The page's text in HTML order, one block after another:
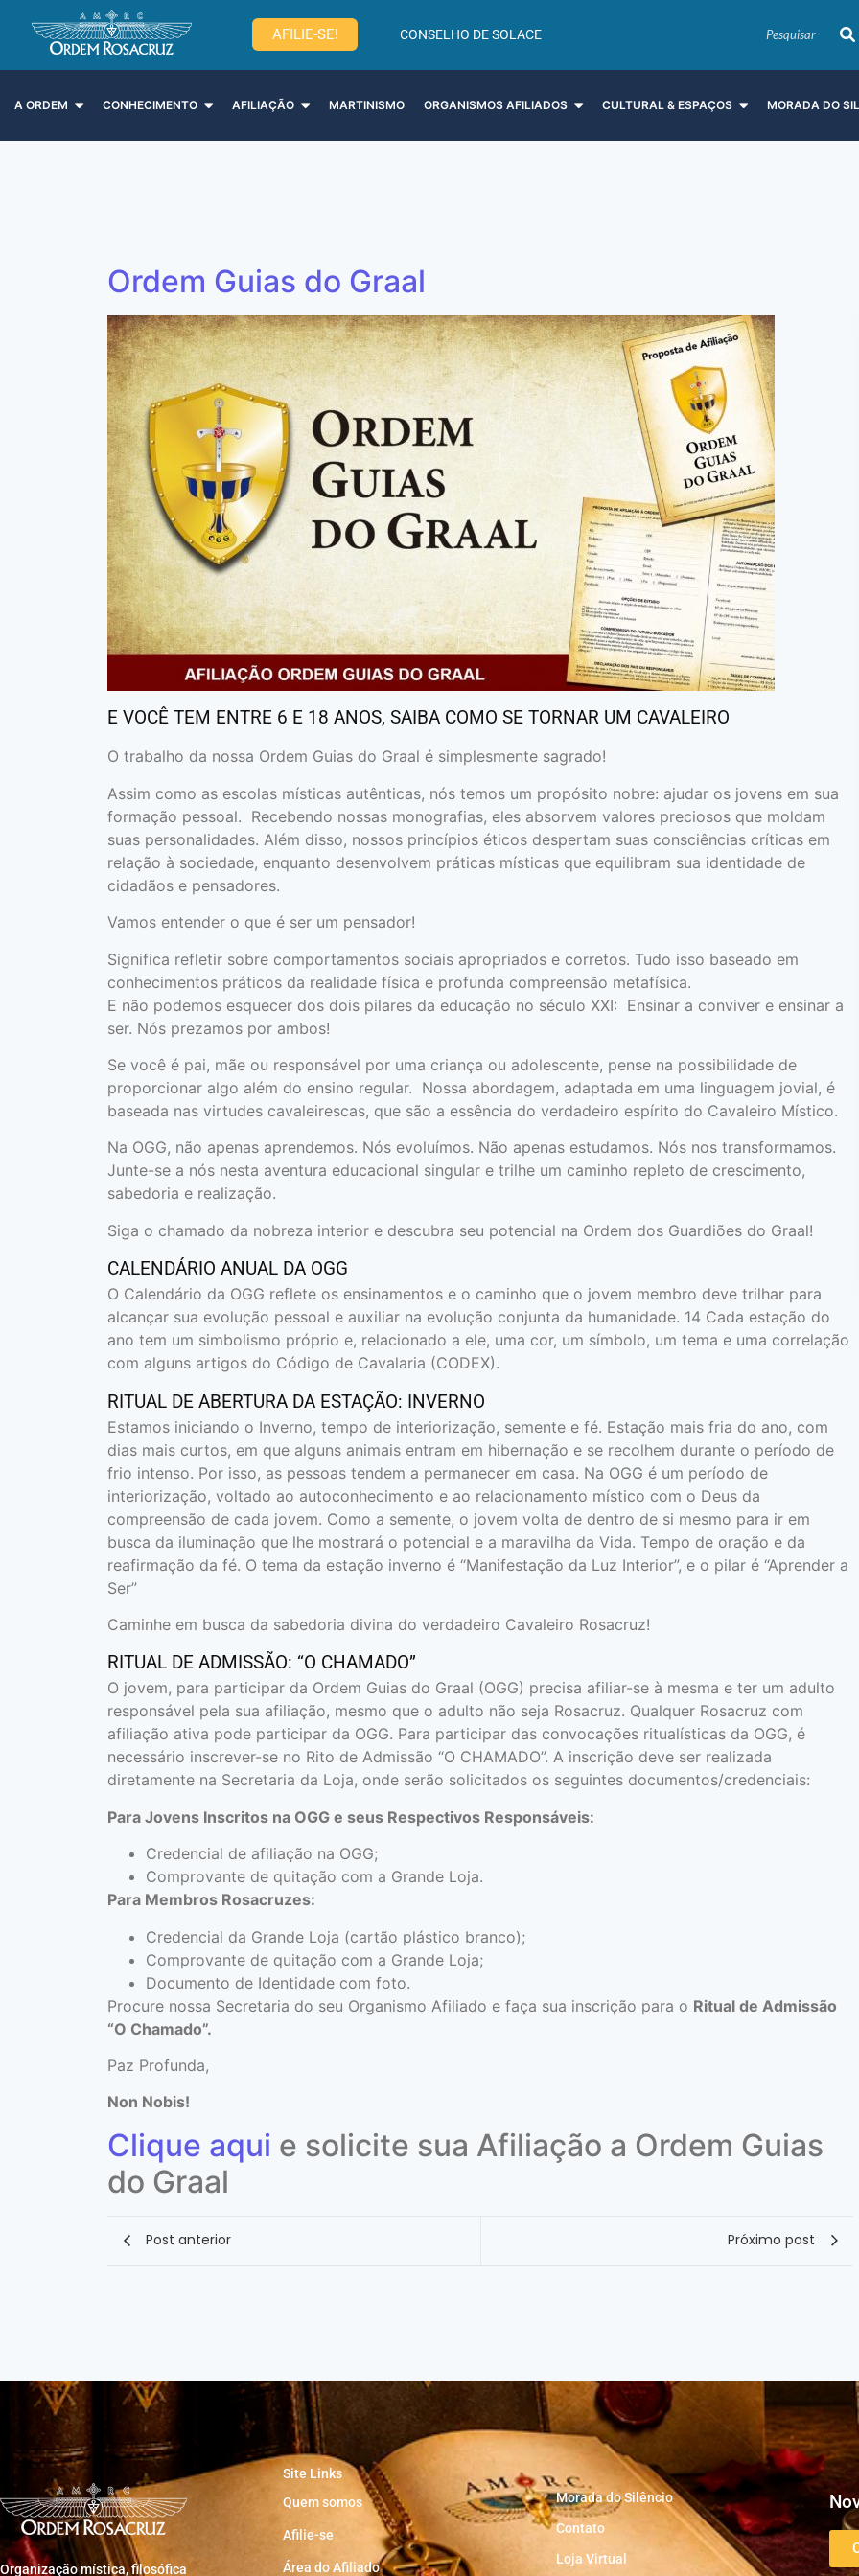
AFILIE-SE! CONSELHO DE SOLACE
A ORDEM CONHECIMENTO AFILIAÇÃO MARTINISMO ORGANISMOS AFILIADOS CULTURAL & ESPAÇOS MORADA DO
Ordem Guias do Graal
E VOCÊ TEM ENTRE 6 E 18 ANOS, SAIBA COMO SE TORNAR UM CAVALEIRO
O trabalho da nossa Ordem Guias do Graal é simplesmente sagrado!
Assim como as escolas místicas autênticas, nós temos um propósito nobre: ajudar os jovens em sua
formação pessoal. Recebendo nossas monografias, eles absorvem valores preciosos que moldam
suas personalidades. Além disso, nossos princípios éticos despertam suas consciências críticas em
relação à sociedade, enquanto desenvolvem práticas místicas que equilibram sua identidade de
cidadãos e pensadores.
Vamos entender o que é ser um pensador!
Significa refletir sobre comportamentos sociais apropriados e corretos. Tudo isso baseado em
conhecimentos práticos da realidade física e profunda compreensão metafísica.
E não podemos esquecer dos dois pilares da educação no século XXI: Ensinar a conviver e ensinar a
ser. Nós prezamos por ambos!
Se você é pai, mãe ou responsável por uma criança ou adolescente, pense na possibilidade de
proporcionar algo além do ensino regular. Nossa abordagem, adaptada em uma linguagem jovial, é
baseada nas virtudes cavaleirescas, que são a essência do verdadeiro espírito do Cavaleiro Místico.
Na OGG, não apenas aprendemos. Nós evoluímos. Não apenas estudamos. Nós nos transformamos.
Junte-se a nós nesta aventura educacional singular e trilhe um caminho repleto de crescimento,
sabedoria e realização.
Siga o chamado da nobreza interior e descubra seu potencial na Ordem dos Guardiões do Graal!
CALENDÁRIO ANUAL DA OGG
O Calendário da OGG reflete os ensinamentos e o caminho que o jovem membro deve trilhar para
alcançar sua evolução pessoal e auxiliar na evolução conjunta da humanidade. 14 Cada estação do
ano tem um simbolismo próprio e, relacionado a ele, uma cor, um símbolo, um tema e uma correlação
com alguns artigos do Código de Cavalaria (CODEX).
RITUAL DE ABERTURA DA ESTAÇÃO: INVERNO
Estamos iniciando o Inverno, tempo de interiorização, semente e fé. Estação mais fria do ano, com
dias mais curtos, em que alguns animais entram em hibernação e se recolhem durante o período de
frio intenso. Por isso, as pessoas tendem a permanecer em casa. Na OGG é um período de
interiorização, voltado ao autoconhecimento e ao relacionamento místico com o Deus da
compreensão de cada jovem. Como a semente, o jovem volta de dentro de si mesmo para ir em
busca da iluminação que lhe mostrará o potencial e a maravilha da Vida. Tempo de oração e da
reafirmação da fé. O tema da estação inverno é “Manifestação da Luz Interior”, e o pilar é “Aprender a
Ser”
Caminhe em busca da sabedoria divina do verdadeiro Cavaleiro Rosacruz!
RITUAL DE ADMISSÃO: “O CHAMADO”
O jovem, para participar da Ordem Guias do Graal (OGG) precisa afiliar-se à mesma e ter um adulto
responsável pela sua afiliação, mesmo que o adulto não seja Rosacruz. Qualquer Rosacruz com
afiliação ativa pode participar da OGG. Para participar das convocações ritualísticas da OGG, é
necessário inscrever-se no Rito de Admissão “O CHAMADO”. A inscrição deve ser realizada
diretamente na Secretaria da Loja, onde serão solicitados os seguintes documentos/credenciais:
Para Jovens Inscritos na OGG e seus Respectivos Responsáveis:
Credencial de afiliação na OGG;
Comprovante de quitação com a Grande Loja.
Para Membros Rosacruzes:
Credencial da Grande Loja (cartão plástico branco);
Comprovante de quitação com a Grande Loja;
Documento de Identidade com foto.
Procure nossa Secretaria do seu Organismo Afiliado e faça sua inscrição para o Ritual de Admissão
“O Chamado”.
Paz Profunda,
Non Nobis!
Clique aqui e solicite sua Afiliação a Ordem Guias
do Graal
Post anterior Próximo post
Organização mística, filosófica
Site Links
Quem somos
Afilie-se
Área do Afiliado
Morada do Silêncio
Contato
Loja Virtual